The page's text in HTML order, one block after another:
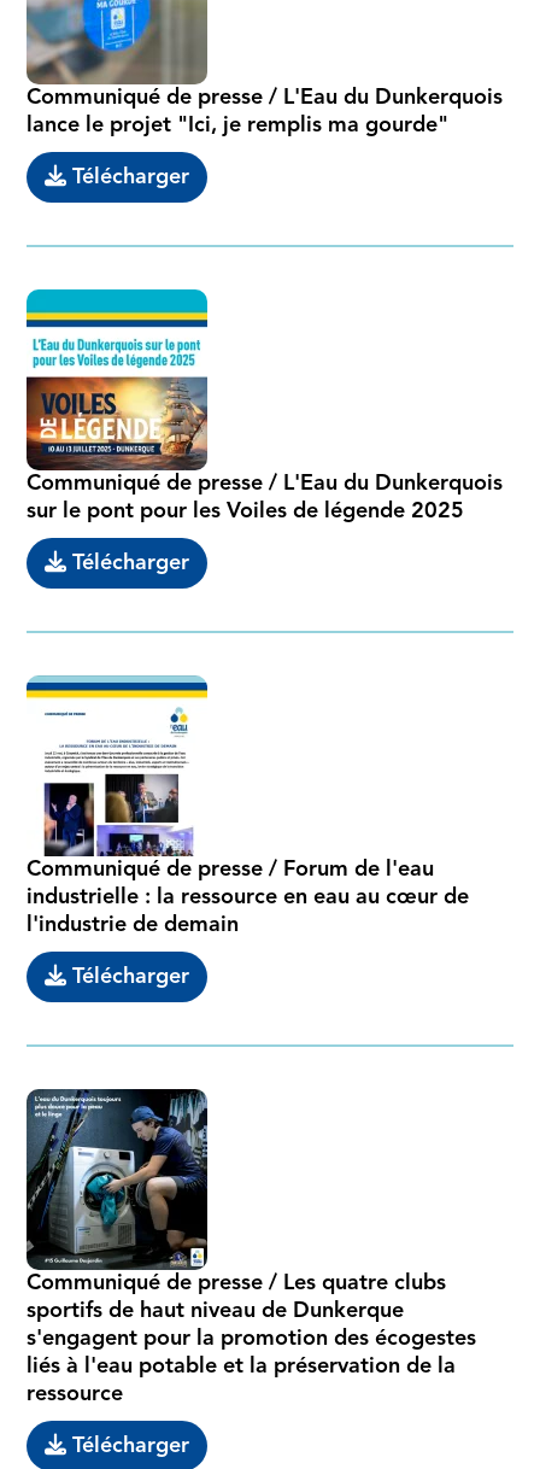
Communiqué de presse / L'Eau du Dunkerquois
lance le projet "Ici, je remplis ma gourde"
Télécharger
Communiqué de presse / L'Eau du Dunkerquois
sur le pont pour les Voiles de légende 2025
Télécharger
Communiqué de presse / Forum de l'eau
industrielle : la ressource en eau au cœur de
l'industrie de demain
Télécharger
Communiqué de presse / Les quatre clubs
sportifs de haut niveau de Dunkerque
s'engagent pour la promotion des écogestes
liés à l'eau potable et la préservation de la
ressource
Télécharger